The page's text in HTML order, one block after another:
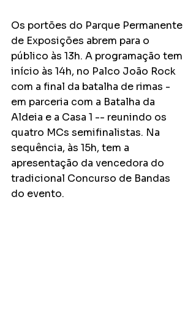
Os portões do Parque Permanente
de Exposições abrem para o
público às 13h. A programação tem
início às 14h, no Palco João Rock
com a final da batalha de rimas -
em parceria com a Batalha da
Aldeia e a Casa 1 -- reunindo os
quatro MCs semifinalistas. Na
sequência, às 15h, tem a
apresentação da vencedora do
tradicional Concurso de Bandas
do evento.